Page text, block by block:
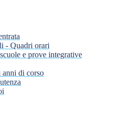
- Quadri orari
e prove integrative
di corso